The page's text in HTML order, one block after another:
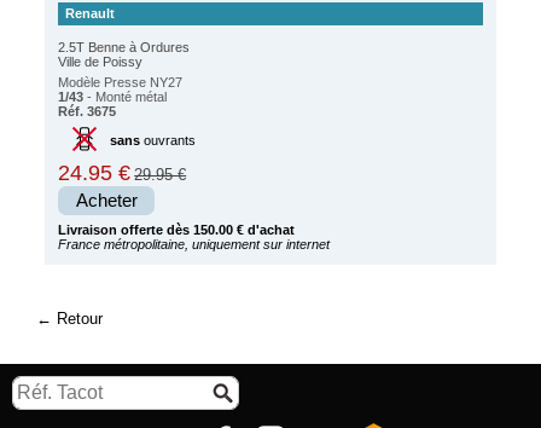
Renault
2.5T Benne à Ordures
Ville de Poissy
Modèle Presse NY27
1/43 - Monté métal
Réf. 3675
sansouvrants
24.95 € 29.95 €
Acheter
Livraison offerte dès 150.00 € d'achat
France métropolitaine, uniquement sur internet
Retour